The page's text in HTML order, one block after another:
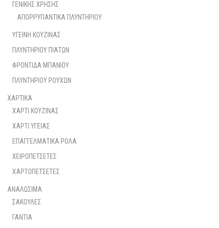
ΓΕΝΙΚΗΣ ΧΡΗΣΗΣ
ΑΠΟΡΡΥΠΑΝΤΙΚΑ ΠΛΥΝΤΗΡΙΟΥ
ΥΓΕΙΝΗ ΚΟΥΖΙΝΑΣ
ΠΛΥΝΤΗΡΙΟΥ ΠΙΑΤΩΝ
ΦΡΟΝΤΙΔΑ ΜΠΑΝΙΟΥ
ΠΛΥΝΤΗΡΙΟΥ ΡΟΥΧΩΝ
ΧΑΡΤΙΚΑ
ΧΑΡΤΙ ΚΟΥΖΙΝΑΣ
ΧΑΡΤΙ ΥΓΕΙΑΣ
ΕΠΑΓΓΕΛΜΑΤΙΚΑ ΡΟΛΑ
ΧΕΙΡΟΠΕΤΣΕΤΕΣ
ΧΑΡΤΟΠΕΤΣΕΤΕΣ
ΑΝΑΛΩΣΙΜΑ
ΣΑΚΟΥΛΕΣ
ΓΑΝΤΙΑ